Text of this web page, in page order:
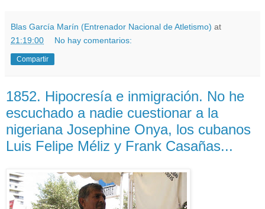
Blas García Marín (Entrenador Nacional de Atletismo) at
21:19:00
No hay comentarios:
Compartir
1852. Hipocresía e inmigración. No he
escuchado a nadie cuestionar a la
nigeriana Josephine Onya, los cubanos
Luis Felipe Méliz y Frank Casañas...